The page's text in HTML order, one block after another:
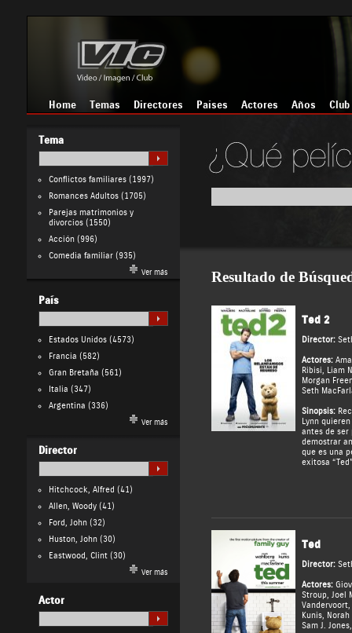
Home Temas Directores Países Actores Años Club
Tema
Conflictos familiares(1997)
Romances Adultos(1705)
Parejas matrimonios y
divorcios(1550)
Acción(996)
Comedia familiar(935)
Ver más
País
Estados Unidos(4573)
Francia (582)
Gran Bretaña (561)
Italia (347)
Argentina (336)
Ver más
Director
Hitchcock, Alfred (41)
Allen, Woody(41)
Ford, John(32)
Huston, John(30)
Eastwood, Clint(30)
Ver más
Actor
Resultado de
Ted 2
Director:
Actores:
Ribisi, Liam
Morgan
Seth
Sinopsis:
Lynn
antes de ser
demostrar
que es una
exitosa
Ted
Director:
Actores:
Stroup, Joel
Vandervoort,
Kunis, Norah
Sam J. Jones